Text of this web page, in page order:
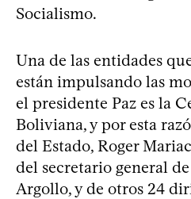
Socialismo.
Una de las entidades
están impulsando las
el presidente Paz es la
Boliviana, y por esta
del Estado, Roger
del secretario general
Argollo, y de otros 24